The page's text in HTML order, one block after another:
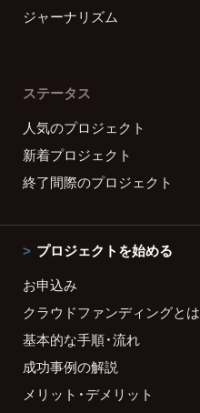
ジャーナリズム
ステータス
人気のプロジェクト
新着プロジェクト
終了間際のプロジェクト
プロジェクトを始める
お申込み
クラウドファンディングとは
基本的な手順・流れ
成功事例の解説
メリット・デメリット